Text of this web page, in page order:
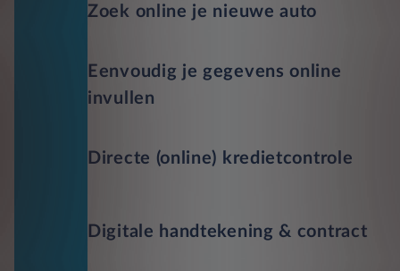
Zoek online je nieuwe auto
Eenvoudig je gegevens online
invullen
Directe (online) kredietcontrole
Digitale handtekening & contract